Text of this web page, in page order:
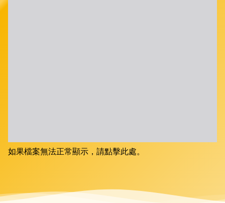
如果檔案無法正常顯示，請點擊此處。